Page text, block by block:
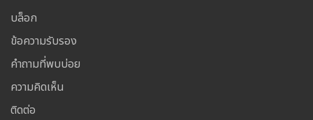
บล็อก
ข้อความรับรอง
คำถามที่พบบ่อย
ความคิดเห็น
ติดต่อ